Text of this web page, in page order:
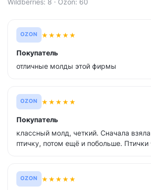
Wildberries: 8 · Ozon: 60
OZON ★★★★★
Покупатель
отличные молды этой фирмы
OZON ★★★★★
Покупатель
классный молд, четкий. Сначала
птичку, потом ещё и побольше. Птички
OZON ★★★★★